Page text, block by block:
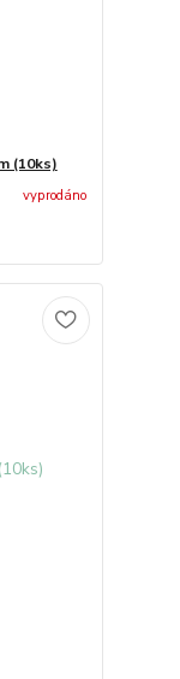
(10ks)
vyprodáno